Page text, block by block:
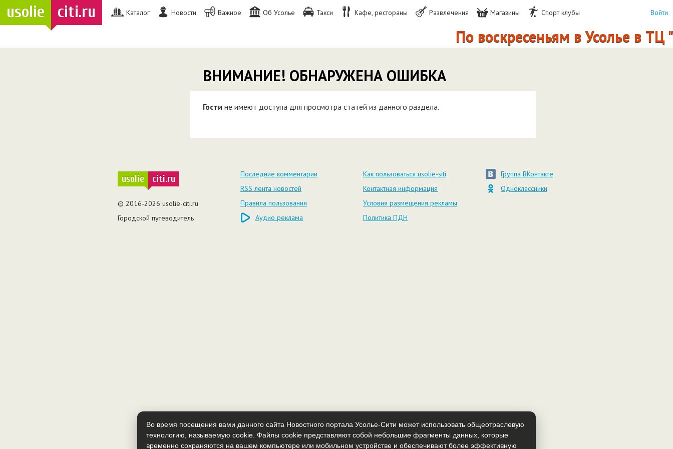
usolie citi.ru Каталог Новости Важное Об Усолье Такси Кафе, рестораны Развлечения Магазины Спорт клубы
По воскресеньям в Усолье в
Войти
ВНИМАНИЕ! ОБНАРУЖЕНА ОШИБКА
Гости не имеют доступа для просмотра статей из данного раздела.
Во время посещения вами данного сайта Новостного портала Усолье-Сити может использовать общеотраслевую
технологию, называемую cookie. Файлы cookie представляют собой небольшие фрагменты данных, которые
временно сохраняются на вашем компьютере или мобильном устройстве и обеспечивают более эффективную
usolie citi.ru
© 2016-2026 usolie-citi.ru
Городской путеводитель
Последние комментарии
RSS лента новостей
Правила пользования
Аудио реклама
Как пользоваться usolie-siti
Контактная информация
Условия размещения рекламы
Политика ПДН
Группа ВКонтакте
Одноклассники